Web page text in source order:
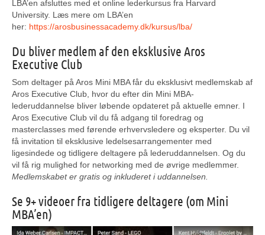
LBA’en afsluttes med et online lederkursus fra Harvard
University. Læs mere om LBA’en
her: https://arosbusinessacademy.dk/kursus/lba/
Du bliver medlem af den eksklusive Aros
Executive Club
Som deltager på Aros Mini MBA får du eksklusivt medlemskab af
Aros Executive Club, hvor du efter din Mini MBA-
lederuddannelse bliver løbende opdateret på aktuelle emner. I
Aros Executive Club vil du få adgang til foredrag og
masterclasses med førende erhvervsledere og eksperter. Du vil
få invitation til eksklusive ledelsesarrangementer med
ligesindede og tidligere deltagere på lederuddannelsen. Og du
vil få rig mulighed for networking med de øvrige medlemmer.
Medlemskabet er gratis og inkluderet i uddannelsen.
Se 9+ videoer fra tidligere deltagere (om Mini
MBA’en)